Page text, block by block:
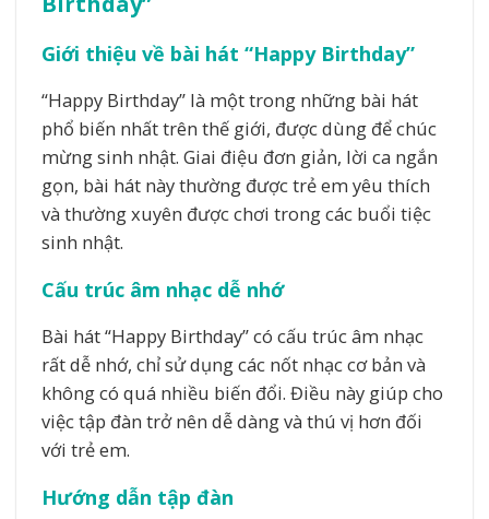
Giới thiệu về bài hát “Happy Birthday”
“Happy Birthday” là một trong những bài hát
phổ biến nhất trên thế giới, được dùng để chúc
mừng sinh nhật. Giai điệu đơn giản, lời ca ngắn
gọn, bài hát này thường được trẻ em yêu thích
và thường xuyên được chơi trong các buổi tiệc
sinh nhật.
Cấu trúc âm nhạc dễ nhớ
Bài hát “Happy Birthday” có cấu trúc âm nhạc
rất dễ nhớ, chỉ sử dụng các nốt nhạc cơ bản và
không có quá nhiều biến đổi. Điều này giúp cho
việc tập đàn trở nên dễ dàng và thú vị hơn đối
với trẻ em.
Hướng dẫn tập đàn